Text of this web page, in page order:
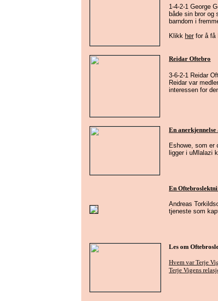
1-4-2-1 George
både sin bror og
barndom i
Klikk herfor å få
Reidar Oftebro
3-6-2-1 Reidar
Reidar var
interessen for
En
Eshowe, som er
ligger i uMlalazi
En
Andreas
tjeneste som
Les om
Hvem var Terje
Terje Vigens